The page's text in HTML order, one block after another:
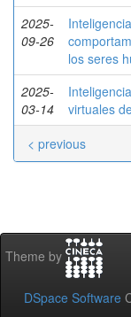
2025-
09-26
los seres
2025-
03-14
virtuales
< previous
Theme by
DSpace Software